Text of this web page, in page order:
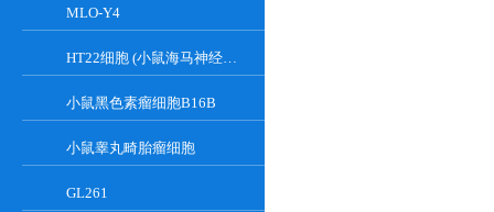
MLO-Y4
HT22细胞 (小鼠海马神经元细胞) (STR鉴定正确)
小鼠黑色素瘤细胞B16B
小鼠睾丸畸胎瘤细胞
GL261